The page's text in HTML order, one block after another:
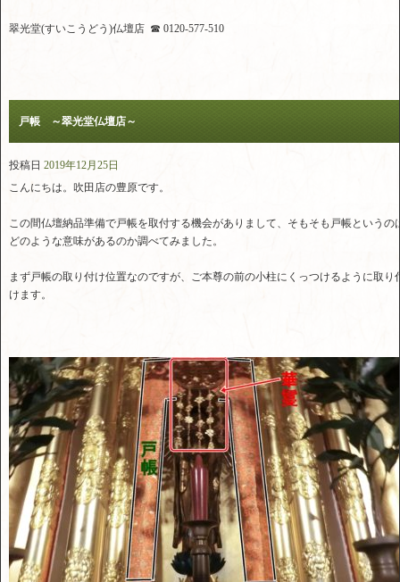
翠光堂(すいこうどう)仏壇店 ☎ 0120-577-510
戸帳 ～翠光堂仏壇店～
投稿日 2019年12月25日
こんにちは。吹田店の豊原です。
この間仏壇納品準備で戸帳を取付する機会がありまして、そもそも戸帳というの
どのような意味があるのか調べてみました。
まず戸帳の取り付け位置なのですが、ご本尊の前の小柱にくっつけるように取り
けます。